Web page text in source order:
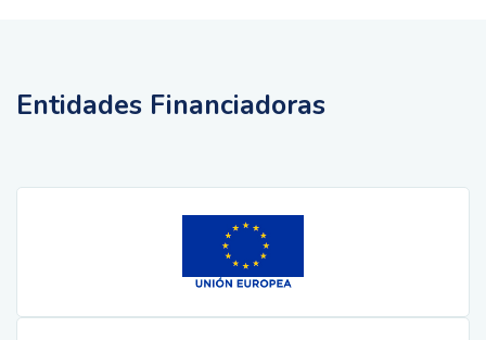
Entidades Financiadoras